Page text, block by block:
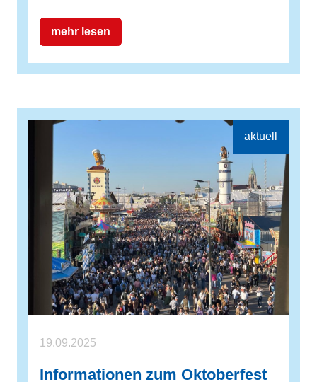
mehr lesen
19.09.2025
Informationen zum Oktoberfest